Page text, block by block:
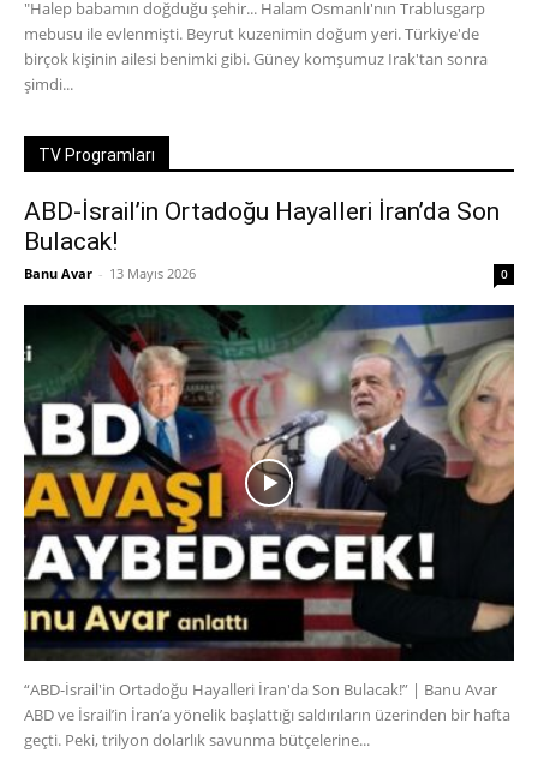
"Halep babamın doğduğu şehir... Halam Osmanlı'nın Trablusgarp
mebusu ile evlenmişti. Beyrut kuzenimin doğum yeri. Türkiye'de
birçok kişinin ailesi benimki gibi. Güney komşumuz Irak'tan sonra
şimdi...
TV Programları
ABD-İsrail’in Ortadoğu Hayalleri İran’da Son
Bulacak!
Banu Avar - 13 Mayıs 2026 0
“ABD-İsrail'in Ortadoğu Hayalleri İran'da Son Bulacak!” | Banu Avar
ABD ve İsrail’in İran’a yönelik başlattığı saldırıların üzerinden bir hafta
geçti. Peki, trilyon dolarlık savunma bütçelerine...